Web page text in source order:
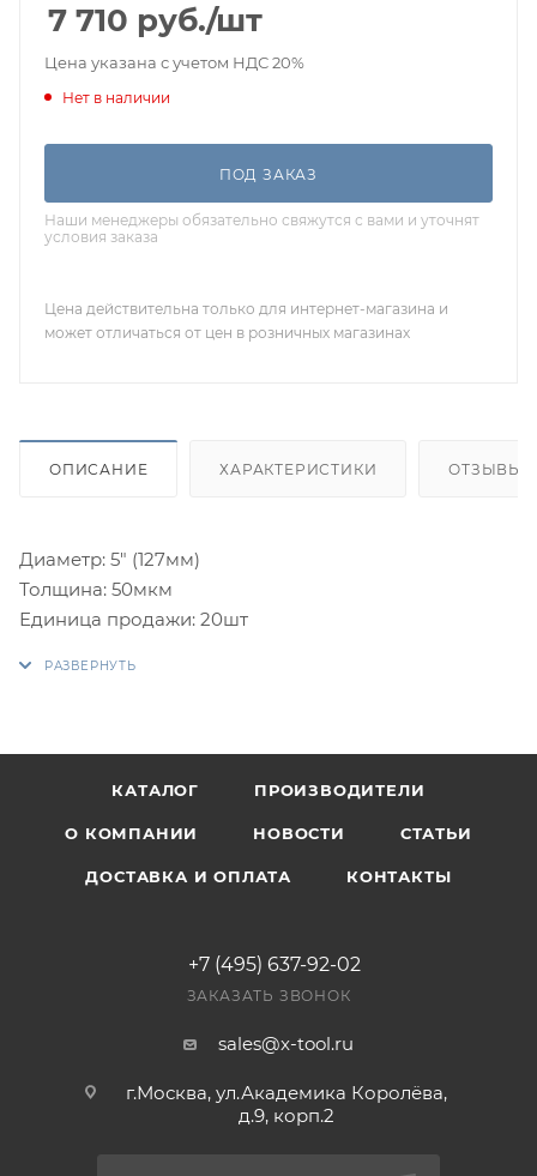
7 710 руб./шт
Цена указана с учетом НДС 20%
Нет в наличии
ПОД ЗАКАЗ
Наши менеджеры обязательно свяжутся с вами и уточнят
условия заказа
Цена действительна только для интернет-магазина и
может отличаться от цен в розничных магазинах
ОПИСАНИЕ ХАРАКТЕРИСТИКИ ОТЗЫВЫ
Диаметр: 5" (127мм)
Толщина: 50мкм
Единица продажи: 20шт
КАТАЛОГ ПРОИЗВОДИТЕЛИ
О КОМПАНИИ НОВОСТИ СТАТЬИ
ДОСТАВКА И ОПЛАТА КОНТАКТЫ
+7 (495) 637-92-02
ЗАКАЗАТЬ ЗВОНОК
sales@x-tool.ru
г.Москва, ул.Академика Королёва,
д.9, корп.2